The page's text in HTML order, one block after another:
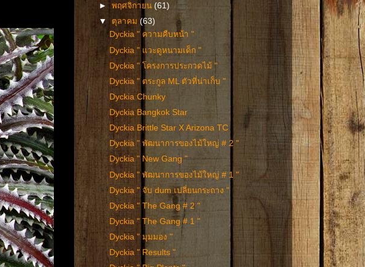
►พฤศจิกายน(61)
▼ ตุลาคม(63)
Dyckia " ความคืบหน้า "
Dyckia " แวะดูหนามเด็ก "
Dyckia " โครงการประกวดไม้ "
Dyckia " ตระกูล ML ตัวที่น่าเก็บ "
Dyckia Chunky
Dyckia Bangkok Star
Dyckia Brittle Star X Arizona TC
Dyckia " พัฒนาการของไม้ใหญ่ # 2 "
Dyckia " New Gang "
Dyckia " พัฒนาการของไม้ใหญ่ # 1 "
Dyckia " จับ dum เปลี่ยนกระถาง "
Dyckia " The Gang # 2 "
Dyckia " The Gang # 1 "
Dyckia " มุมมอง "
Dyckia " Results "